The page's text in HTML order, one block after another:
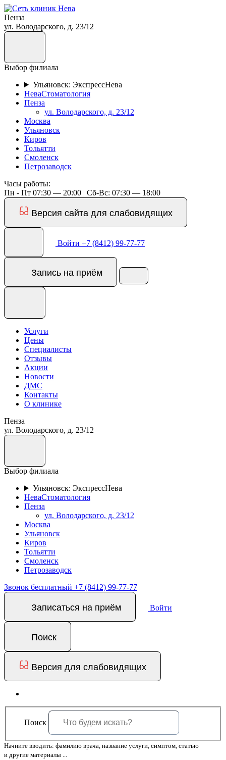
Пенза
ул. Володарского, д. 23/12
Выбор филиала
Ульяновск: ЭкспрессНева
НеваСтоматология
Пенза
ул. Володарского, д. 23/12
Москва
Ульяновск
Киров
Тольятти
Смоленск
Петрозаводск
Часы работы:
Пн - Пт 07:30 — 20:00 | Cб-Вс: 07:30 — 18:00
Версия сайта для слабовидящих
Войти +7 (8412) 99-77-77
Запись на приём
Услуги
Цены
Специалисты
Отзывы
Акции
Новости
ДМС
Контакты
О клинике
Пенза
ул. Володарского, д. 23/12
Выбор филиала
Ульяновск: ЭкспрессНева
НеваСтоматология
Пенза
ул. Володарского, д. 23/12
Москва
Ульяновск
Киров
Тольятти
Смоленск
Петрозаводск
Звонок бесплатный +7 (8412) 99-77-77
Записаться на приём Войти
Поиск
Версия для слабовидящих
Поиск
Начните вводить: фамилию врача, название услуги, симптом, статью
и другие материалы ...